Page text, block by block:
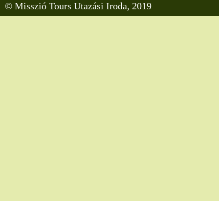
© Misszió Tours Utazási Iroda, 2019